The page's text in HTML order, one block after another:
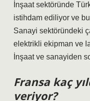
İnşaat sektöründe
istihdam ediliyor ve
Sanayi sektöründeki
elektrikli ekipman ve
İnşaat ve sanayiden
Fransa kaç
veriyor?